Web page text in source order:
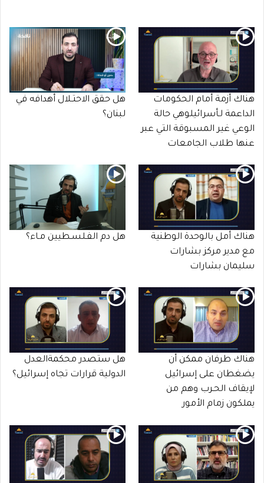
هناك أزمة أمام الحكومات
الداعمة لـأسرائيلوهي حالة
الوعي غير المسبوقة التي عبر
عنها طلاب الجامعات
هل حقق الاحتـلال أهدافه في
لبنان؟
هناك أمل بالوحدة الوطنية
مع مدير مركز بشارات
سليمان بشارات
هل دم الفـلسـطيين مـاء؟
هناك طرفان ممكن أن
يضغطان على إسرائيل
لإيقاف الحـرب وهم من
يملكون زمام الأمور
هل ستصدر محكمةالعدل
الدولية قرارات تجاه إسرائيل؟